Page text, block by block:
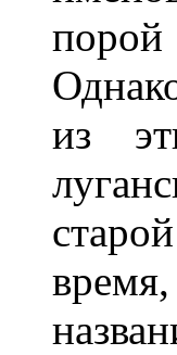
порой
из